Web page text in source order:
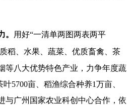
用好“一清单两图两表两平
稻、水果、蔬菜、优质畜禽、茶
等八大优势特色产业，力争年度蔬
5700亩、稻渔综合种养1万亩、
与广州国家农业科创中心合作，依